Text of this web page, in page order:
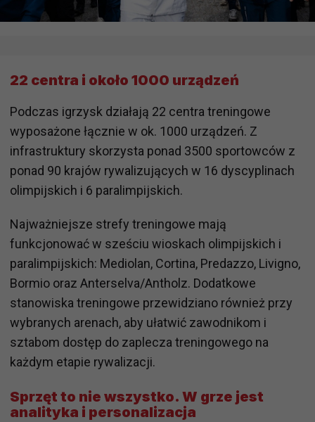
22 centra i około 1000 urządzeń
Podczas igrzysk działają 22 centra treningowe
wyposażone łącznie w ok. 1000 urządzeń. Z
infrastruktury skorzysta ponad 3500 sportowców z
ponad 90 krajów rywalizujących w 16 dyscyplinach
olimpijskich i 6 paralimpijskich.
Najważniejsze strefy treningowe mają
funkcjonować w sześciu wioskach olimpijskich i
paralimpijskich: Mediolan, Cortina, Predazzo, Livigno,
Bormio oraz Anterselva/Antholz. Dodatkowe
stanowiska treningowe przewidziano również przy
wybranych arenach, aby ułatwić zawodnikom i
sztabom dostęp do zaplecza treningowego na
każdym etapie rywalizacji.
Sprzęt to nie wszystko. W grze jest
analityka i personalizacja